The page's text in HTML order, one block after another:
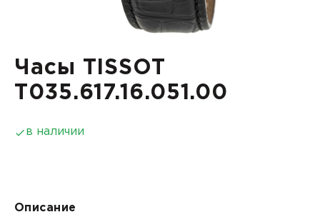
Часы TISSOT
T035.617.16.051.00
в наличии
Описание